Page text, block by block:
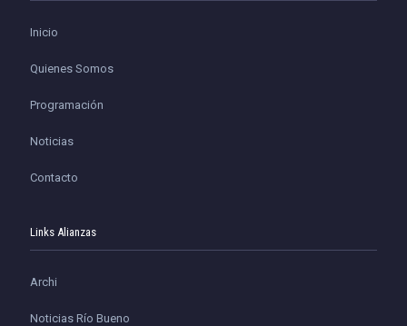
Inicio
Quienes Somos
Programación
Noticias
Contacto
Links Alianzas
Archi
Noticias Río Bueno